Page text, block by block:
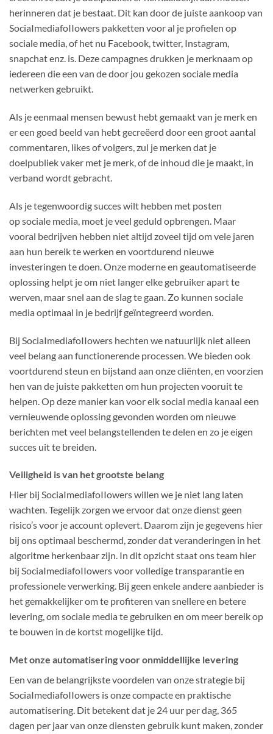
herinneren dat je bestaat. Dit kan door de juiste aankoop van
SociaImediafoIIowers pakketten voor al je profielen op
sociale media, of het nu Facebook, twitter, Instagram,
snapchat enz. is. Deze campagnes drukken je merknaam op
iedereen die een van de door jou gekozen sociale media
netwerken gebruikt.
Als je eenmaal mensen bewust hebt gemaakt van je merk en
er een goed beeld van hebt gecreëerd door een groot aantal
commentaren, likes of volgers, zul je merken dat je
doelpubliek vaker met je merk, of de inhoud die je maakt, in
verband wordt gebracht.
Als je tegenwoordig succes wilt hebben met posten
op sociale media, moet je veel geduld opbrengen. Maar
vooral bedrijven hebben niet altijd zoveel tijd om vele jaren
aan hun bereik te werken en voortdurend nieuwe
investeringen te doen. Onze moderne en geautomatiseerde
oplossing helpt je om niet langer elke gebruiker apart te
werven, maar snel aan de slag te gaan. Zo kunnen sociale
media optimaal in je bedrijf geïntegreerd worden.
Bij SociaImediafoIIowers hechten we natuurlijk niet alleen
veel belang aan functionerende processen. We bieden ook
voortdurend steun en bijstand aan onze cliënten, en voorzien
hen van de juiste pakketten om hun projecten vooruit te
helpen. Op deze manier kan voor elk social media kanaal een
vernieuwende oplossing gevonden worden om nieuwe
berichten met veel belangstellenden te delen en zo je eigen
succes uit te breiden.
Veiligheid is van het grootste belang
Hier bij SociaImediafoIIowers willen we je niet lang laten
wachten. Tegelijk zorgen we ervoor dat onze dienst geen
risico’s voor je account oplevert. Daarom zijn je gegevens hier
bij ons optimaal beschermd, zonder dat veranderingen in het
algoritme herkenbaar zijn. In dit opzicht staat ons team hier
bij SociaImediafoIIowers voor volledige transparantie en
professionele verwerking. Bij geen enkele andere aanbieder is
het gemakkelijker om te profiteren van snellere en betere
levering, om sociale media te gebruiken en om meer bereik op
te bouwen in de kortst mogelijke tijd.
Met onze automatisering voor onmiddellijke levering
Een van de belangrijkste voordelen van onze strategie bij
SociaImediafoIIowers is onze compacte en praktische
automatisering. Dit betekent dat je 24 uur per dag, 365
dagen per jaar van onze diensten gebruik kunt maken, zonder